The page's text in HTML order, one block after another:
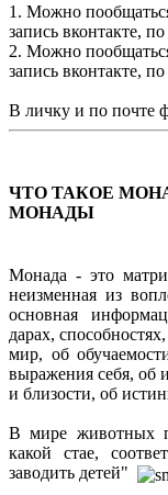
1. Можно
запись вконтакте,
2. Можно
запись вконтакте,
В личку и по почте
ЧТО ТАКОЕ
МОНАДЫ
Монада - это
неизменная из
основная
дарах,
мир, об
выражения себя, об
и близости, об
В мире животных
какой стае,
заводить детей"